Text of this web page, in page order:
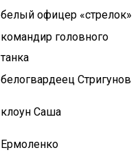
белый офицер «стрелок»
командир головного
танка
белогвардеец Стригунов
клоун Саша
Ермоленко